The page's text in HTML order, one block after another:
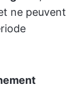
ne peuvent